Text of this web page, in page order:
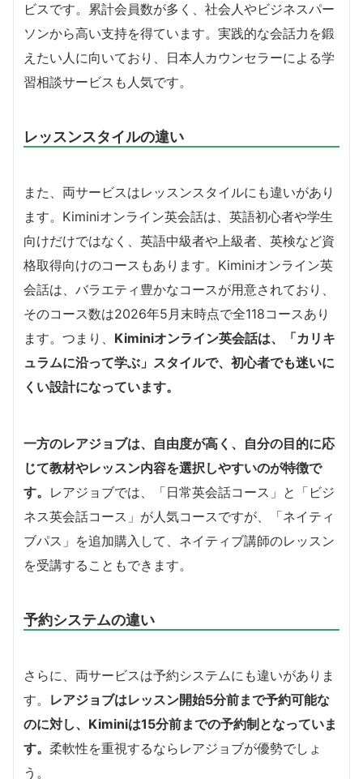
ビスです。累計会員数が多く、社会人やビジネスパー
ソンから高い支持を得ています。実践的な会話力を鍛
えたい人に向いており、日本人カウンセラーによる学
習相談サービスも人気です。
レッスンスタイルの違い
また、両サービスはレッスンスタイルにも違いがあり
ます。Kiminiオンライン英会話は、英語初心者や学生
向けだけではなく、英語中級者や上級者、英検など資
格取得向けのコースもあります。Kiminiオンライン英
会話は、バラエティ豊かなコースが用意されており、
そのコース数は2026年5月末時点で全118コースあり
ます。つまり、 Kiminiオンライン英会話は、「カリキ
ュラムに沿って学ぶ」スタイルで、初心者でも迷いに
くい設計になっています。
一方のレアジョブは、自由度が高く、自分の目的に応
じて教材やレッスン内容を選択しやすいのが特徴で
す。 レアジョブでは、「日常英会話コース」と「ビジ
ネス英会話コース」が人気コースですが、「ネイティ
ブパス」を追加購入して、ネイティブ講師のレッスン
を受講することもできます。
予約システムの違い
さらに、両サービスは予約システムにも違いがありま
す。 レアジョブはレッスン開始5分前まで予約可能な
のに対し、Kiminiは15分前までの予約制となっていま
す。 柔軟性を重視するならレアジョブが優勢でしょ
う。